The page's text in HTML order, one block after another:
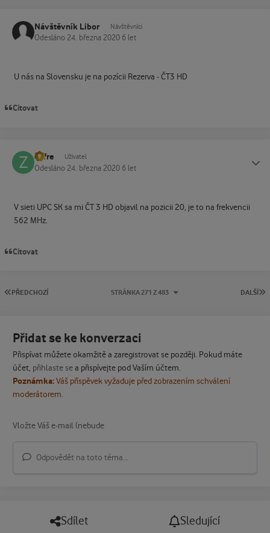
Návštěvník Libor Návštěvníci
Odesláno 24. března 2020 6 let
U nás na Slovensku je na pozícii Rezerva - ČT3 HD
Citovat
zofre Uživatel
Odesláno 24. března 2020 6 let
V sieti UPC SK sa mi ČT 3 HD objavil na pozicii 20, je to na frekvencii
562 MHz.
Citovat
PRVNÍ STRÁNKA
PŘEDCHOZÍ DALŠÍ
STRÁNKA 271 Z 483
Přidat se ke konverzaci
Přispívat můžete okamžitě a zaregistrovat se později. Pokud máte
účet, přihlaste sea přispívejte pod Vaším účtem.
Poznámka:Váš příspěvek vyžaduje před zobrazením schválení
moderátorem.
Odpovědět na toto téma...
Sdílet Sledující